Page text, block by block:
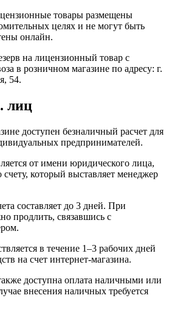
товары размещены
целях и не могут быть
онлайн.
на лицензионный товар с
в розничном магазине по адресу: г.
54.
лиц
доступен безналичный расчет для
предпринимателей.
от имени юридического лица,
счету, который выставляет менеджер
составляет до 3 дней. При
продлить, связавшись с
в течение 1–3 рабочих дней
на счет интернет-магазина.
доступна оплата наличными или
внесения наличных требуется